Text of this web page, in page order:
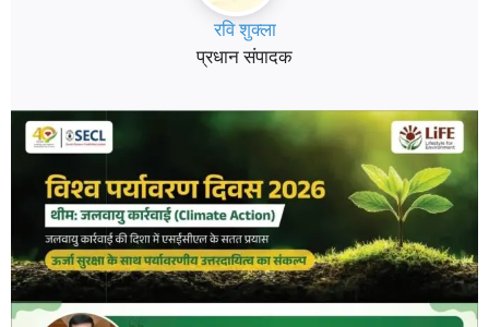
रवि शुक्ला
प्रधान संपादक